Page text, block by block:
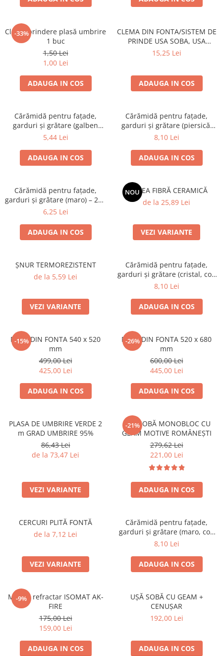
-33%
Clemă prindere plasă umbrire
1 buc
1,50 Lei
1,00 Lei
ADAUGA IN COS
CLEMA DIN FONTA/SISTEM DE
PRINDE USA SOBA, USA
SEMINEU
15,25 Lei
ADAUGA IN COS
Cărămidă pentru fațade,
garduri și grătare (galben
corsica) – 250 × 120 × 65 mm
5,44 Lei
ADAUGA IN COS
Cărămidă pentru fațade,
garduri și grătare (piersică,
colț rotunjit) – 250 × 120 × 65
8,10 Lei
ADAUGA IN COS
Cărămidă pentru fațade,
garduri și grătare (maro) – 250
× 120 × 65 mm
6,25 Lei
ADAUGA IN COS
NOU
SALTEA FIBRĂ CERAMICĂ
de la 25,89 Lei
VEZI VARIANTE
ȘNUR TERMOREZISTENT
de la 5,59 Lei
VEZI VARIANTE
Cărămidă pentru fațade,
garduri și grătare (cristal, colț
rotunjit) – 250 × 120 × 65 mm
8,10 Lei
ADAUGA IN COS
-15%
PLITA DIN FONTA 540 x 520
mm
499,00 Lei
425,00 Lei
ADAUGA IN COS
-26%
PLITA DIN FONTA 520 x 680
mm
600,00 Lei
445,00 Lei
ADAUGA IN COS
PLASA DE UMBRIRE VERDE 2
m GRAD UMBRIRE 95%
86,43 Lei
de la 73,47 Lei
VEZI VARIANTE
-21%
UȘĂ SOBĂ MONOBLOC CU
GEAM MOTIVE ROMÂNEȘTI
279,62 Lei
221,00 Lei
ADAUGA IN COS
CERCURI PLITĂ FONTĂ
de la 7,12 Lei
VEZI VARIANTE
Cărămidă pentru fațade,
garduri și grătare (maro, colț
rotunjit) – 250 × 120 × 65 mm
8,10 Lei
ADAUGA IN COS
-9%
Mortar refractar ISOMAT AK-
FIRE
175,00 Lei
159,00 Lei
ADAUGA IN COS
UȘĂ SOBĂ CU GEAM +
CENUȘAR
192,00 Lei
ADAUGA IN COS